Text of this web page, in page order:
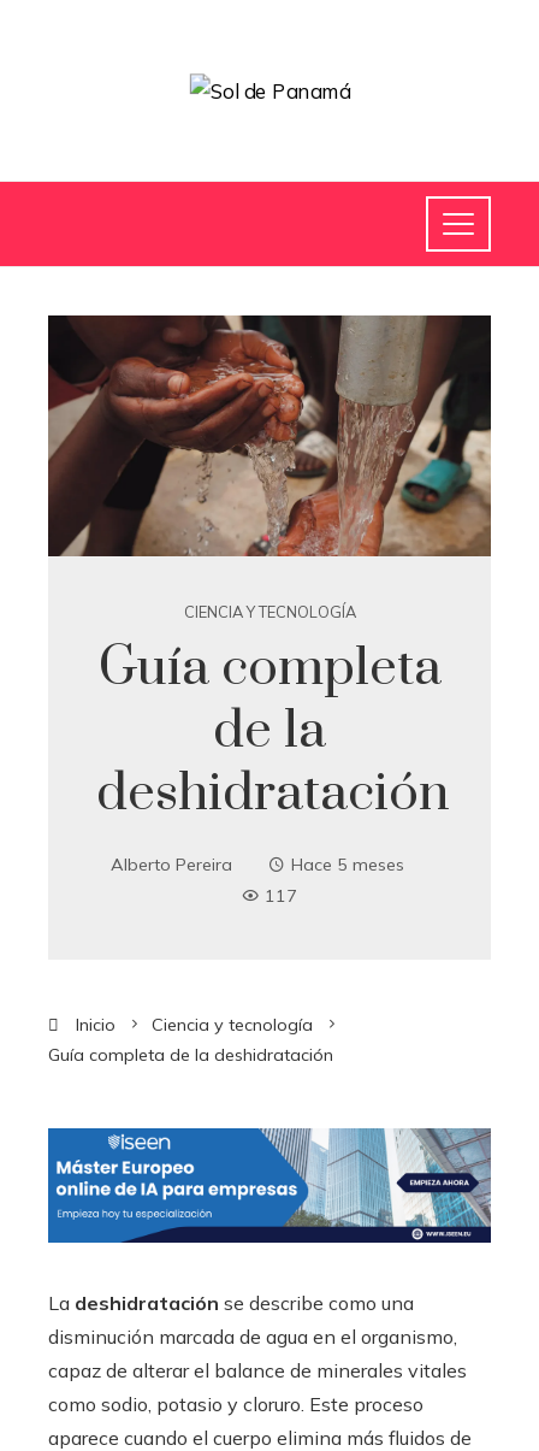
CIENCIA Y TECNOLOGÍA
Guía completa
de la
deshidratación
Alberto Pereira
Hace 5 meses
117
Inicio
Ciencia y tecnología
Guía completa de la deshidratación
La deshidratación se describe como una
disminución marcada de agua en el organismo,
capaz de alterar el balance de minerales vitales
como sodio, potasio y cloruro. Este proceso
aparece cuando el cuerpo elimina más fluidos de